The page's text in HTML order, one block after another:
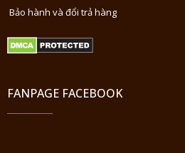
Bảo hành và đổi trả hàng
FANPAGE FACEBOOK